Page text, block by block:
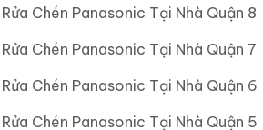
Chén Panasonic Tại Nhà Quận 8
Chén Panasonic Tại Nhà Quận 7
Chén Panasonic Tại Nhà Quận 6
Chén Panasonic Tại Nhà Quận 5